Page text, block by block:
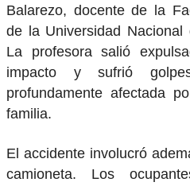
Balarezo, docente de la
de la Universidad
La profesora salió
impacto y sufrió
profundamente afectada
familia.
El accidente involucró
camioneta. Los